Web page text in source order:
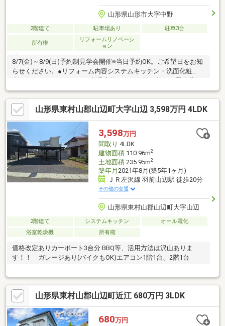
山形県山形市大字中野
2階建て 駐車場あり 駐車3台
所有権
リフォームリノベーシ
ョン
8/7(金)～8/9(日)予約制見学会開催※当日予約OK。ご希望日をお知
らせください。●リフォーム内容システムキッチン・洗面化粧
え、障子・襖貼替等。●間取り・駐車場・庭・7LDK・カースペー
ス4台駐車可能。●周辺施設ヨークベニマル山形嶋店様まで約2340
ｍ(徒歩約30分)。セブンイレブン山形中野店様まで750ｍ(徒歩10
分)。山形市立大郷小学校まで400ｍ(徒歩約5分)。山形市立第七中
学校まで約2270ｍ(徒歩約29分)。※自社売主物件につき随時内覧可
能です。お電話かメールでご希望日をお知ら
山形県東村山郡山辺町大字山辺 3,598万円 4LDK
3,598万円
間取り 4LDK
建物面積110.96m2
土地面積235.95m2
築年月 2021年8月(築5年1ヶ月)
ＪＲ左沢線 羽前山辺駅 徒歩20分
その他の交通
山形県東村山郡山辺町大字山辺
2階建て システムキッチン
オール電化
浴室乾燥機
所有権
価格改定ありカーポート3台分 BBQ等、活用方法は沢山ありま
す！！ ガレージあり(バイクもOK)エアコン1階1台、2階1台
山形県東村山郡山辺町近江 680万円 3LDK
680万円